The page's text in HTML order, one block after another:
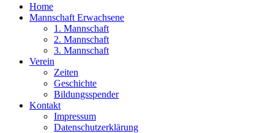
Home
Mannschaft Erwachsene
1. Mannschaft
2. Mannschaft
3. Mannschaft
Verein
Zeiten
Geschichte
Bildungsspender
Kontakt
Impressum
Datenschutzerklärung